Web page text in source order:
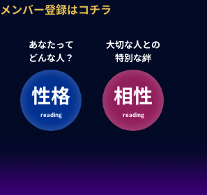
メンバー登録はコチラ
あなたって
どんな人？
性格
reading
大切な人との
特別な絆
相性
reading